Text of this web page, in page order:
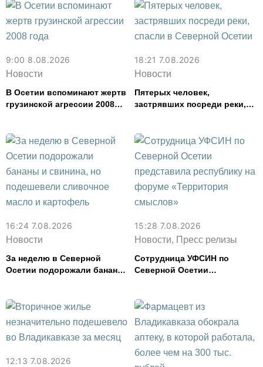
9:00 8.08.2026
Новости
В Осетии вспоминают жертв
грузинской агрессии 2008
18:21 7.08.2026
Новости
Пятерых человек,
застрявших посреди реки,
16:24 7.08.2026
Новости
За неделю в Северной
Осетии подорожали бананы
картофель
15:28 7.08.2026
Новости, Пресс релизы
Сотрудница УФСИН по
Северной Осетии
смыслов»
12:13 7.08.2026